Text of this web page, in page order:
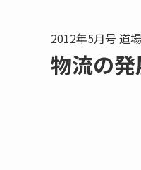
2012年5月号 道場
物流の